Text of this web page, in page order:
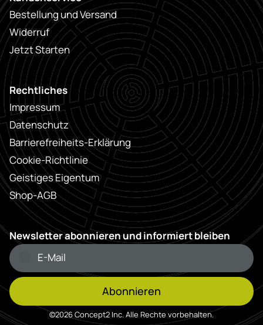
Bestellung und Versand
Widerruf
Jetzt Starten
Rechtliches
Impressum
Datenschutz
Barrierefreiheits-Erklärung
Cookie-Richtlinie
Geistiges Eigentum
Shop-AGB
Newsletter abonnieren und informiert bleiben
Abonnieren
©2026 Concept2 Inc. Alle Rechte vorbehalten.